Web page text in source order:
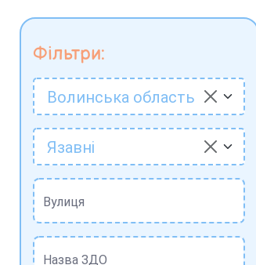
Фільтри:
Волинська область
Язавні
Вулиця
Назва ЗДО